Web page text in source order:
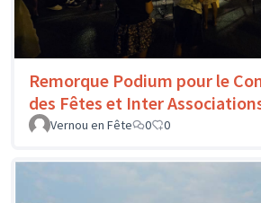
Remorque Podium pour le
des Fêtes et Inter
Vernou en Fête
0 0